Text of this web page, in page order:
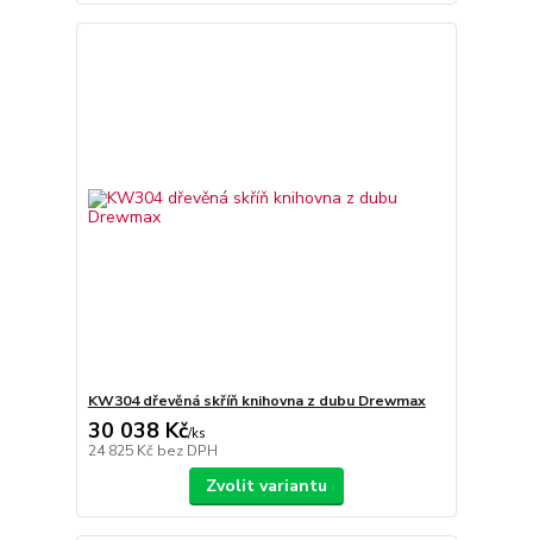
KW304 dřevěná skříň knihovna z dubu Drewmax
30 038 Kč/ks
24 825 Kč bez DPH
Zvolit variantu